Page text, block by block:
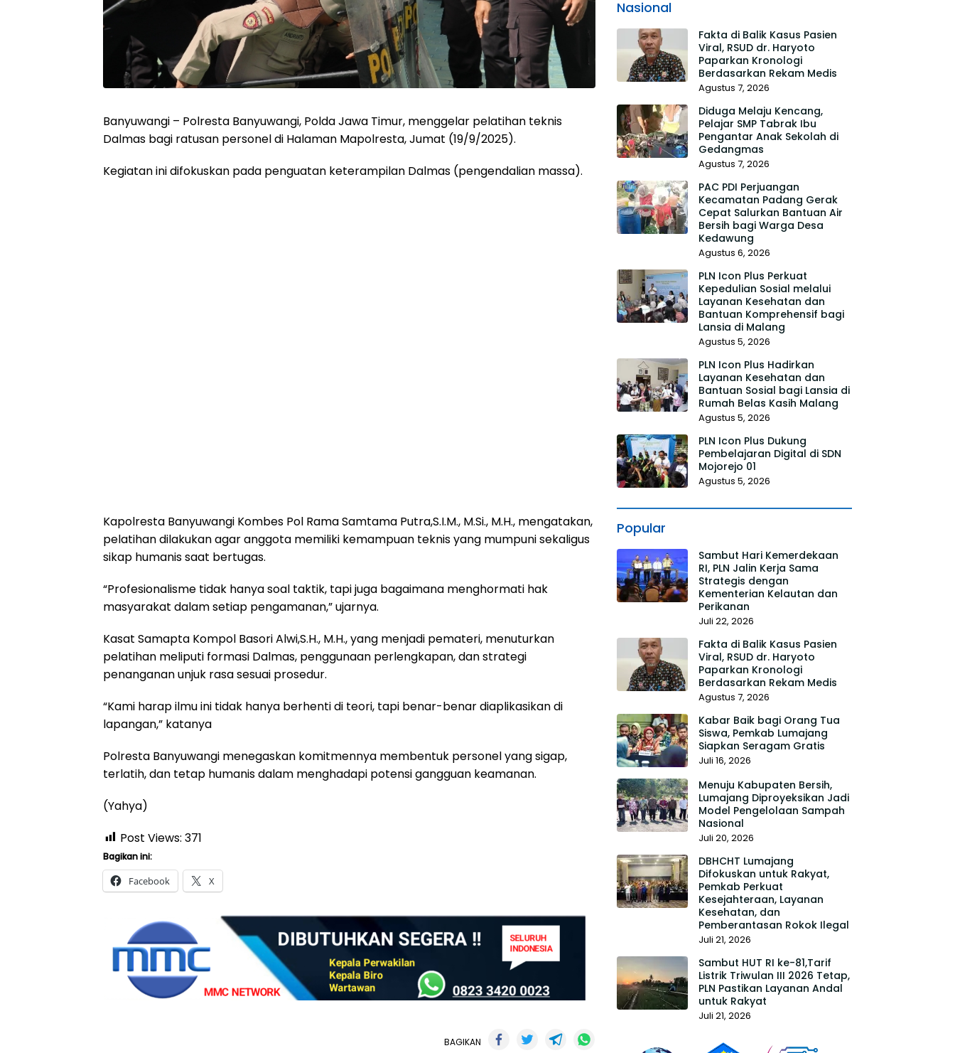
Banyuwangi – Polresta Banyuwangi, Polda Jawa Timur, menggelar pelatihan teknis
Dalmas bagi ratusan personel di Halaman Mapolresta, Jumat (19/9/2025).
Kegiatan ini difokuskan pada penguatan keterampilan Dalmas (pengendalian massa).
Kapolresta Banyuwangi Kombes Pol Rama Samtama Putra,S.I.M., M.Si., M.H., mengatakan,
pelatihan dilakukan agar anggota memiliki kemampuan teknis yang mumpuni sekaligus
sikap humanis saat bertugas.
“Profesionalisme tidak hanya soal taktik, tapi juga bagaimana menghormati hak
masyarakat dalam setiap pengamanan,” ujarnya.
Kasat Samapta Kompol Basori Alwi,S.H., M.H., yang menjadi pemateri, menuturkan
pelatihan meliputi formasi Dalmas, penggunaan perlengkapan, dan strategi
penanganan unjuk rasa sesuai prosedur.
“Kami harap ilmu ini tidak hanya berhenti di teori, tapi benar-benar diaplikasikan di
lapangan,” katanya
Polresta Banyuwangi menegaskan komitmennya membentuk personel yang sigap,
terlatih, dan tetap humanis dalam menghadapi potensi gangguan keamanan.
(Yahya)
Post Views: 371
Bagikan ini:
Facebook X
BAGIKAN
Nasional
Fakta di Balik Kasus Pasien
Viral, RSUD dr. Haryoto
Paparkan Kronologi
Berdasarkan Rekam Medis
Agustus 7, 2026
Diduga Melaju Kencang,
Pelajar SMP Tabrak Ibu
Pengantar Anak Sekolah di
Gedangmas
Agustus 7, 2026
PAC PDI Perjuangan
Kecamatan Padang Gerak
Cepat Salurkan Bantuan Air
Bersih bagi Warga Desa
Kedawung
Agustus 6, 2026
PLN Icon Plus Perkuat
Kepedulian Sosial melalui
Layanan Kesehatan dan
Bantuan Komprehensif bagi
Lansia di Malang
Agustus 5, 2026
PLN Icon Plus Hadirkan
Layanan Kesehatan dan
Bantuan Sosial bagi Lansia di
Rumah Belas Kasih Malang
Agustus 5, 2026
PLN Icon Plus Dukung
Pembelajaran Digital di SDN
Mojorejo 01
Agustus 5, 2026
Popular
Sambut Hari Kemerdekaan
RI, PLN Jalin Kerja Sama
Strategis dengan
Kementerian Kelautan dan
Perikanan
Juli 22, 2026
Fakta di Balik Kasus Pasien
Viral, RSUD dr. Haryoto
Paparkan Kronologi
Berdasarkan Rekam Medis
Agustus 7, 2026
Kabar Baik bagi Orang Tua
Siswa, Pemkab Lumajang
Siapkan Seragam Gratis
Juli 16, 2026
Menuju Kabupaten Bersih,
Lumajang Diproyeksikan Jadi
Model Pengelolaan Sampah
Nasional
Juli 20, 2026
DBHCHT Lumajang
Difokuskan untuk Rakyat,
Pemkab Perkuat
Kesejahteraan, Layanan
Kesehatan, dan
Pemberantasan Rokok Ilegal
Juli 21, 2026
Sambut HUT RI ke-81,Tarif
Listrik Triwulan III 2026 Tetap,
PLN Pastikan Layanan Andal
untuk Rakyat
Juli 21, 2026